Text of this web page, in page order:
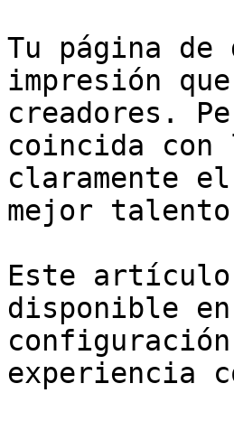
Tu página
impresión
creadores.
coincida con
claramente
mejor
Este
disponible
experiencia